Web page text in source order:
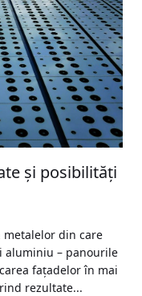
şi posibilităţi
metalelor din care
aluminiu – panourile
faţadelor în mai
rezultate...